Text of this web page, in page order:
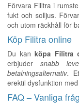
Förvara Filitra i
fukt och solljus.
och utom räckhåll för
Köp Filitra online
Du kan köpa Filitra
erbjuder snabb
betalningsalternativ.
erektil dysfunktion
FAQ – Vanliga